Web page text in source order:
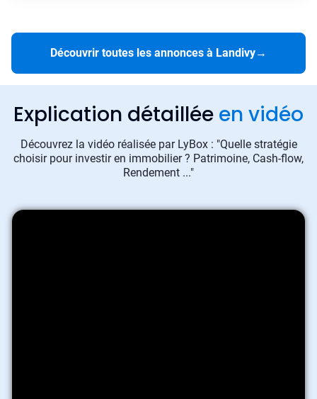
Découvrir toutes les annonces à Landivy→
Explication détaillée en vidéo
Découvrez la vidéo réalisée par LyBox : "Quelle stratégie
choisir pour investir en immobilier ? Patrimoine, Cash-flow,
Rendement ..."